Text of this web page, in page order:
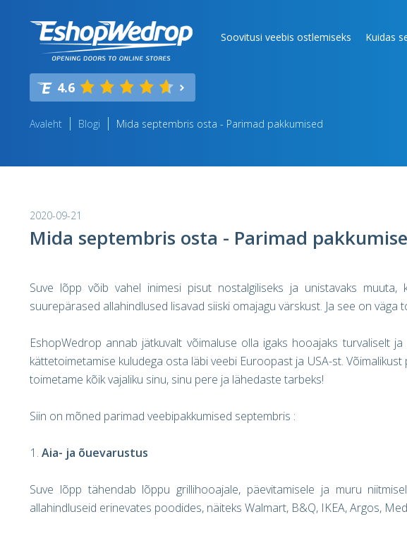
Soovitusi veebis ostlemiseks Kuidas
4.6
Avaleht Blogi Mida septembris osta - Parimad pakkumised
2020-09-21
Mida septembris osta - Parimad
Suve lõpp võib vahel inimesi pisut nostalgiliseks ja unistavaks muuta,
suurepärased allahindlused lisavad siiski omajagu värskust. Ja see on väga
EshopWedrop annab jätkuvalt võimaluse olla igaks hooajaks turvaliselt
kättetoimetamise kuludega osta läbi veebi Euroopast ja USA-st.
toimetame kõik vajaliku sinu, sinu pere ja lähedaste tarbeks!
Siin on mõned parimad veebipakkumised septembris :
Aia- ja õuevarustus
Suve lõpp tähendab lõppu grillihooajale, päevitamisele ja muru
allahindluseid erinevates poodides, näiteks Walmart, B&Q, IKEA, Argos,